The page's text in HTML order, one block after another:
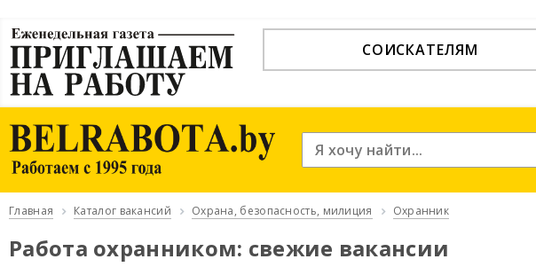
СОИСКАТЕЛЯМ
Главная Каталог вакансий Охрана, безопасность, милиция Охранник
Работа охранником: свежие вакансии